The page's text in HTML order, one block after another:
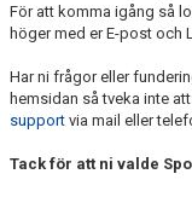
KONTAKT
För att komma igång så
höger med er E-post och
Har ni frågor eller
hemsidan så tveka inte
support via mail eller
Tack för att ni valde